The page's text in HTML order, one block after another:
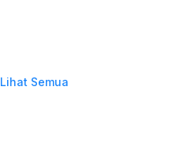
Lihat Semua